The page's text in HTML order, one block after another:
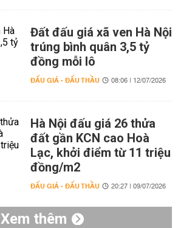
Đất đấu giá xã ven Hà Nội
trúng bình quân 3,5 tỷ
đồng mỗi lô
ĐẤU GIÁ - ĐẤU THẦU 08:06 | 12/07/2026
Hà Nội đấu giá 26 thửa
đất gần KCN cao Hoà
Lạc, khởi điểm từ 11 triệu
đồng/m2
ĐẤU GIÁ - ĐẤU THẦU 20:27 | 09/07/2026
Xem thêm